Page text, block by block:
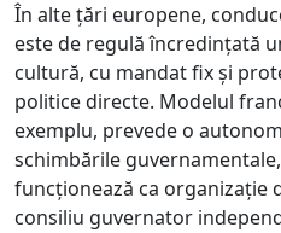
În alte țări europene,
este de regulă încredințată
cultură, cu mandat fix și
politice directe. Modelul
exemplu, prevede o
schimbările
funcționează ca organizație
consiliu guvernator